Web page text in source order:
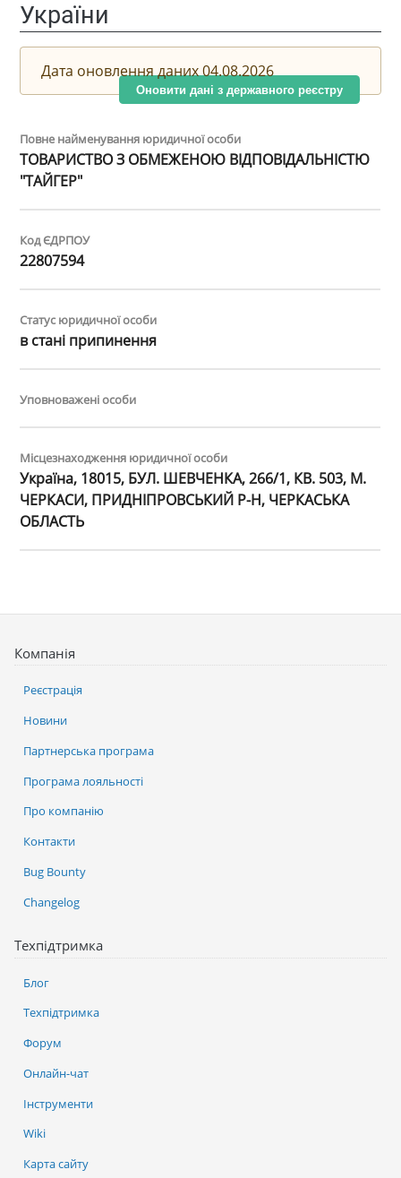
України
Дата оновлення даних 04.08.2026
Оновити дані з державного реєстру
Повне найменування юридичної особи
ТОВАРИСТВО З ОБМЕЖЕНОЮ ВІДПОВІДАЛЬНІСТЮ
"ТАЙГЕР"
Код ЄДРПОУ
22807594
Статус юридичної особи
в стані припинення
Уповноважені особи
Місцезнаходження юридичної особи
Україна, 18015, БУЛ. ШЕВЧЕНКА, 266/1, КВ. 503, М.
ЧЕРКАСИ, ПРИДНІПРОВСЬКИЙ Р-Н, ЧЕРКАСЬКА
ОБЛАСТЬ
Компанія
Реєстрація
Новини
Партнерська програма
Програма лояльності
Про компанію
Контакти
Bug Bounty
Changelog
Техпідтримка
Блог
Техпідтримка
Форум
Онлайн-чат
Інструменти
Wiki
Карта сайту